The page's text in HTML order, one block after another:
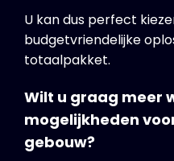
U kan dus perfect
budgetvriendelijke
totaalpakket.
Wilt u graag meer
mogelijkheden
gebouw?